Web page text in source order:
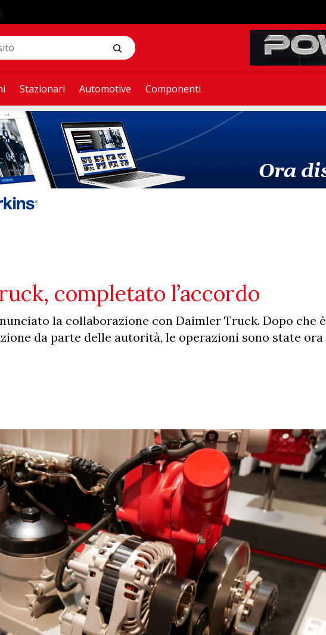
Stazionari Automotive Componenti
completato l’accordo
la collaborazione con Daimler Truck. Dopo che è
da parte delle autorità, le operazioni sono state ora